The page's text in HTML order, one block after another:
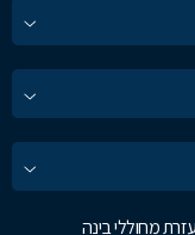
מחוללי בינה